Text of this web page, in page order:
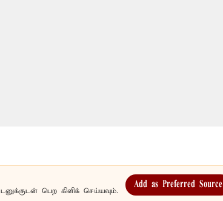
பெற கிளிக் செய்யவும்.
Add as Preferred Source